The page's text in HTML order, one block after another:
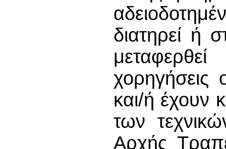
διατηρεί ή
χορηγήσεις
και/ή έχουν
των
Αρχής